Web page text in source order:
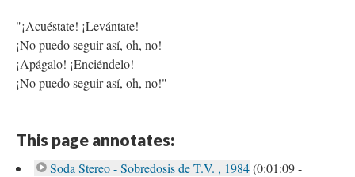
"¡Acuéstate! ¡Levántate!
¡No puedo seguir así, oh, no!
¡Apágalo! ¡Enciéndelo!
¡No puedo seguir así, oh, no!"
This page annotates:
Soda Stereo - Sobredosis de T.V. , 1984(0:01:09 -